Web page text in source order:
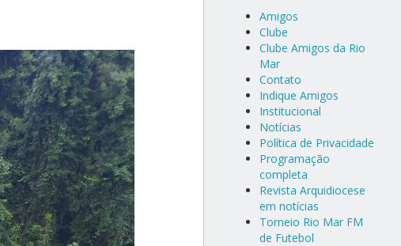
Amigos
Clube
Clube Amigos da Rio
Mar
Contato
Indique Amigos
Institucional
Notícias
Política de Privacidade
Programação
completa
Revista Arquidiocese
em notícias
Torneio Rio Mar FM
de Futebol